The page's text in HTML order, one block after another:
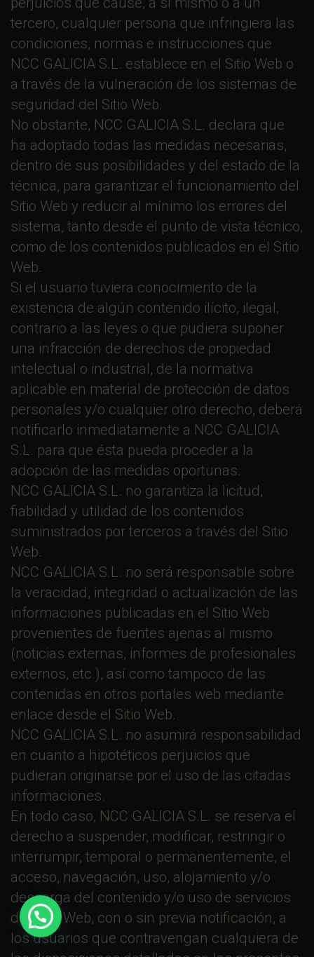
tercero, cualquier persona que infringiera las
condiciones, normas e instrucciones que
NCC GALICIA S.L. establece en el Sitio Web o
a través de la vulneración de los sistemas de
seguridad del Sitio Web.
No obstante, NCC GALICIA S.L. declara que
ha adoptado todas las medidas necesarias,
dentro de sus posibilidades y del estado de la
técnica, para garantizar el funcionamiento del
Sitio Web y reducir al mínimo los errores del
sistema, tanto desde el punto de vista técnico,
como de los contenidos publicados en el Sitio
Web.
Si el usuario tuviera conocimiento de la
existencia de algún contenido ilícito, ilegal,
contrario a las leyes o que pudiera suponer
una infracción de derechos de propiedad
intelectual o industrial, de la normativa
aplicable en material de protección de datos
personales y/o cualquier otro derecho, deberá
notificarlo inmediatamente a NCC GALICIA
S.L. para que ésta pueda proceder a la
adopción de las medidas oportunas.
NCC GALICIA S.L. no garantiza la licitud,
fiabilidad y utilidad de los contenidos
suministrados por terceros a través del Sitio
Web.
NCC GALICIA S.L. no será responsable sobre
la veracidad, integridad o actualización de las
informaciones publicadas en el Sitio Web
provenientes de fuentes ajenas al mismo
(noticias externas, informes de profesionales
externos, etc.), así como tampoco de las
contenidas en otros portales web mediante
enlace desde el Sitio Web.
NCC GALICIA S.L. no asumirá responsabilidad
en cuanto a hipotéticos perjuicios que
pudieran originarse por el uso de las citadas
informaciones.
En todo caso, NCC GALICIA S.L. se reserva el
derecho a suspender, modificar, restringir o
interrumpir, temporal o permanentemente, el
acceso, navegación, uso, alojamiento y/o
descarga del contenido y/o uso de servicios
del Sitio Web, con o sin previa notificación, a
los usuarios que contravengan cualquiera de